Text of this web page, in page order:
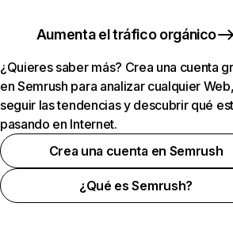
Aumenta el tráfico orgánico
¿Quieres saber más? Crea una cuenta
en Semrush para analizar cualquier
seguir las tendencias y descubrir qué
pasando en Internet.
Crea una cuenta en Semrush
¿Qué es Semrush?